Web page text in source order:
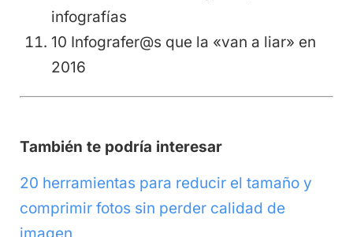
infografías
10 Infografer@s que la «van a liar» en
2016
También te podría interesar
20 herramientas para reducir el tamaño y
comprimir fotos sin perder calidad de